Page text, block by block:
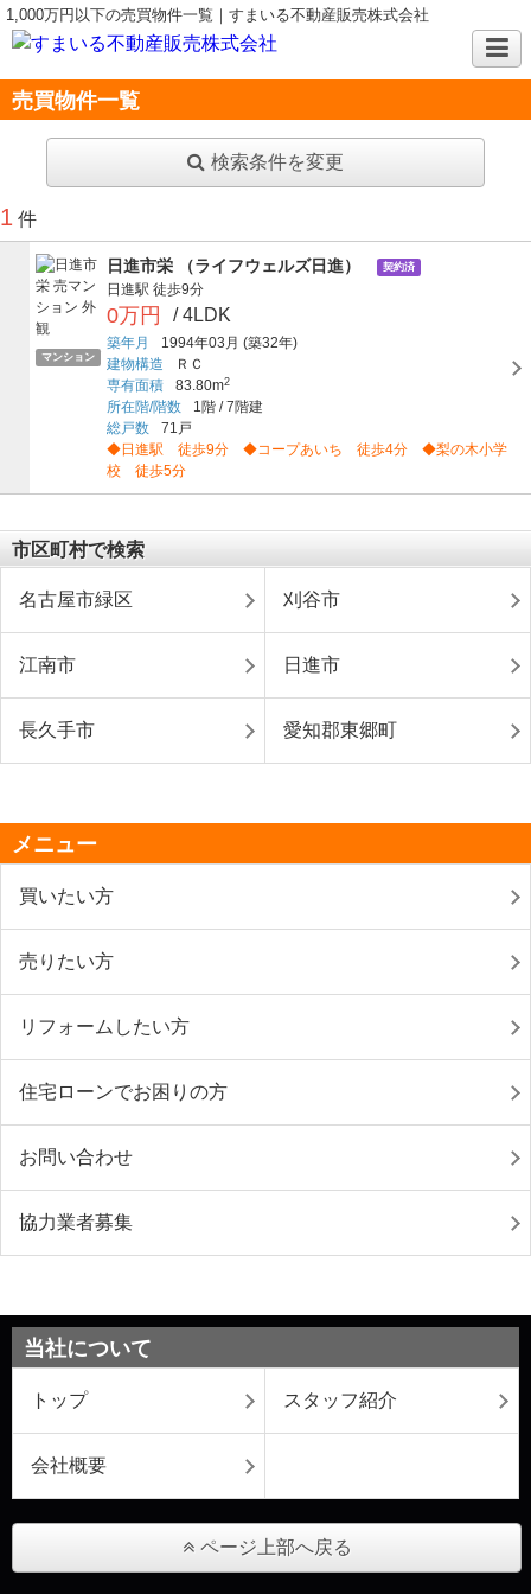
1,000万円以下の売買物件一覧｜すまいる不動産販売株式会社
売買物件一覧
検索条件を変更
1 件
マンション
日進市栄 （ライフウェルズ日進） 契約済
日進駅 徒歩9分
0万円 / 4LDK
築年月 1994年03月 (築32年)
建物構造
ＲＣ
専有面積
83.80m2
所在階/階数 1階 /7階建
総戸数
71戸
◆日進駅 徒歩9分 ◆コープあいち 徒歩4分 ◆梨の木小学
校 徒歩5分
市区町村で検索
名古屋市緑区 刈谷市
江南市 日進市
長久手市 愛知郡東郷町
メニュー
買いたい方
売りたい方
リフォームしたい方
住宅ローンでお困りの方
お問い合わせ
協力業者募集
当社について
トップ スタッフ紹介
会社概要
ページ上部へ戻る